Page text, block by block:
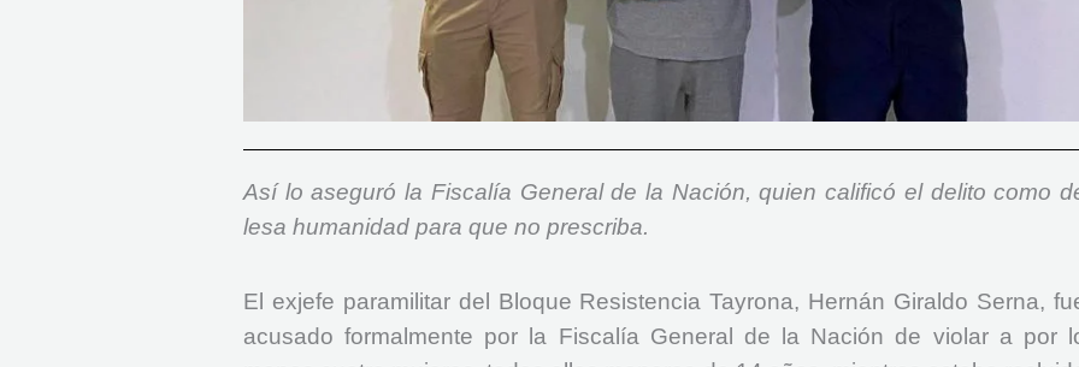
Así lo aseguró la Fiscalía General de la Nación, quien calificó el delito como
lesa humanidad para que no prescriba.
El exjefe paramilitar del Bloque Resistencia Tayrona, Hernán Giraldo Serna,
acusado formalmente por la Fiscalía General de la Nación de violar a por